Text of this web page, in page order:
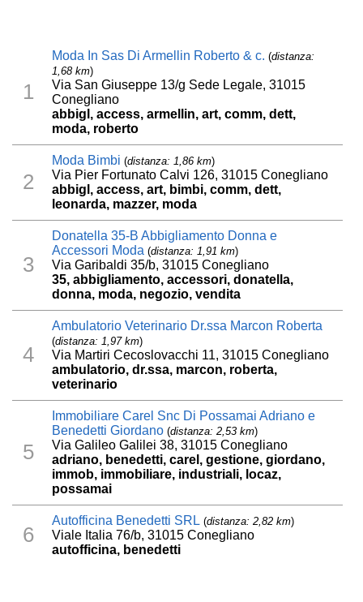
1
Moda In Sas Di Armellin Roberto & c. (distanza:
1,68 km)
Via San Giuseppe 13/g Sede Legale, 31015
Conegliano
abbigl, access, armellin, art, comm, dett,
moda, roberto
2
Moda Bimbi (distanza: 1,86 km)
Via Pier Fortunato Calvi 126, 31015 Conegliano
abbigl, access, art, bimbi, comm, dett,
leonarda, mazzer, moda
3
Donatella 35-B Abbigliamento Donna e
Accessori Moda (distanza: 1,91 km)
Via Garibaldi 35/b, 31015 Conegliano
35, abbigliamento, accessori, donatella,
donna, moda, negozio, vendita
4
Ambulatorio Veterinario Dr.ssa Marcon Roberta
(distanza: 1,97 km)
Via Martiri Cecoslovacchi 11, 31015 Conegliano
ambulatorio, dr.ssa, marcon, roberta,
veterinario
5
Immobiliare Carel Snc Di Possamai Adriano e
Benedetti Giordano (distanza: 2,53 km)
Via Galileo Galilei 38, 31015 Conegliano
adriano, benedetti, carel, gestione, giordano,
immob, immobiliare, industriali, locaz,
possamai
6
Autofficina Benedetti SRL (distanza: 2,82 km)
Viale Italia 76/b, 31015 Conegliano
autofficina, benedetti